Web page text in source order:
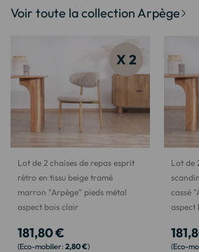
Voir toute la collection Arpège
X 2
Lot de 2 chaises de repas esprit
rétro en tissu beige tramé
marron "Arpège" pieds métal
aspect bois clair
181,80 €
2,80 €
Lot de
cassé
aspect